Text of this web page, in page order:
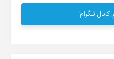
تلگرام